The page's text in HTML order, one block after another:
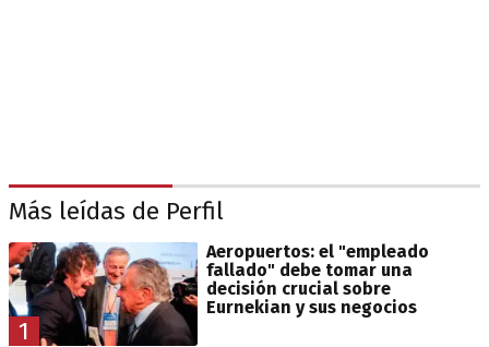
Más leídas de Perfil
1
Aeropuertos: el "empleado
fallado" debe tomar una
decisión crucial sobre
Eurnekian y sus negocios